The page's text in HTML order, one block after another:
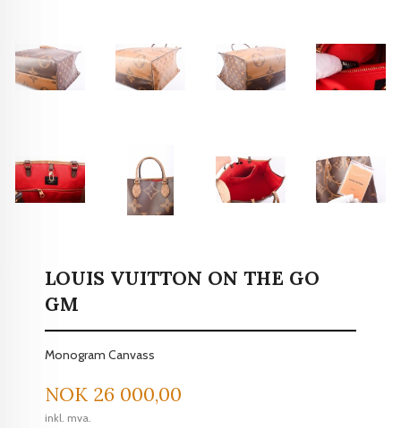
LOUIS VUITTON ON THE GO
GM
Monogram Canvass
Pris
NOK 26 000,00
inkl. mva.